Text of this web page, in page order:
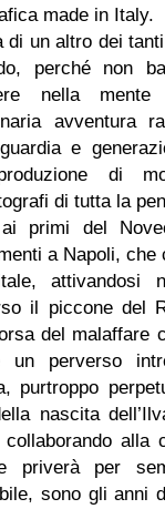
made in Italy.
di un altro dei
perché non
nella
avventura
e
di
di tutta la
primi del
a Napoli,
attivandosi
il piccone del
del malaffare
un perverso
purtroppo
nascita
collaborando alla
priverà per
sono gli anni